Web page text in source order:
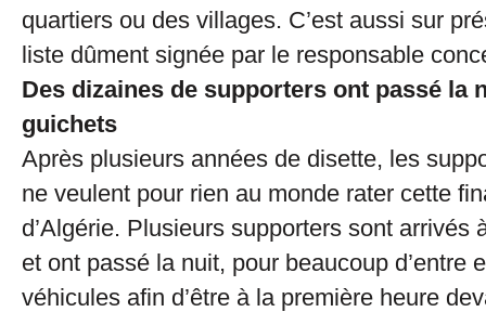
quartiers ou des villages. C’est aussi sur
liste dûment signée par le responsable
Des dizaines de supporters ont passé la
guichets
Après plusieurs années de disette, les
ne veulent pour rien au monde rater cette
d’Algérie. Plusieurs supporters sont arrivés
et ont passé la nuit, pour beaucoup d’entre
véhicules afin d’être à la première heure